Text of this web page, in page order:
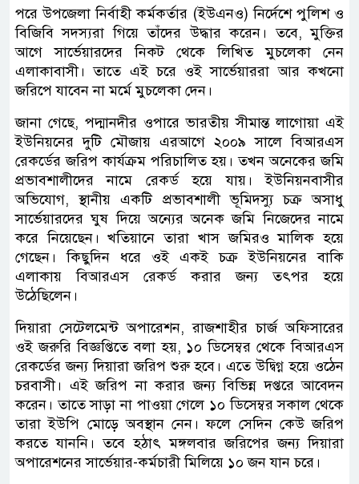
পরে উপজেলা নির্বাহী কর্মকর্তার (ইউএনও) নির্দেশে পুলিশ ও
বিজিবি সদস্যরা গিয়ে তাঁদের উদ্ধার করেন। তবে, মুক্তির
আগে সার্ভেয়ারদের নিকট থেকে লিখিত মুচলেকা নেন
এলাকাবাসী। তাতে এই চরে ওই সার্ভেয়াররা আর কখনো
জরিপে যাবেন না মর্মে মুচলেকা দেন।
জানা গেছে, পদ্মানদীর ওপারে ভারতীয় সীমান্ত লাগোয়া এই
ইউনিয়নের দুটি মৌজায় এরআগে ২০০৯ সালে বিআরএস
রেকর্ডের জরিপ কার্যক্রম পরিচালিত হয়। তখন অনেকের জমি
প্রভাবশালীদের নামে রেকর্ড হয়ে যায়। ইউনিয়নবাসীর
অভিযোগ, স্থানীয় একটি প্রভাবশালী ভূমিদস্যু চক্র অসাধু
সার্ভেয়ারদের ঘুষ দিয়ে অন্যের অনেক জমি নিজেদের নামে
করে নিয়েছেন। খতিয়ানে তারা খাস জমিরও মালিক হয়ে
গেছেন। কিছুদিন ধরে ওই একই চক্র ইউনিয়নের বাকি
এলাকায় বিআরএস রেকর্ড করার জন্য তৎপর হয়ে
উঠেছিলেন।
দিয়ারা সেটেলমেন্ট অপারেশন, রাজশাহীর চার্জ অফিসারের
ওই জরুরি বিজ্ঞপ্তিতে বলা হয়, ১০ ডিসেম্বর থেকে বিআরএস
রেকর্ডের জন্য দিয়ারা জরিপ শুরু হবে। এতে উদ্বিগ্ন হয়ে ওঠেন
চরবাসী। এই জরিপ না করার জন্য বিভিন্ন দপ্তরে আবেদন
করেন। তাতে সাড়া না পাওয়া গেলে ১০ ডিসেম্বর সকাল থেকে
তারা ইউপি মোড়ে অবস্থান নেন। ফলে সেদিন কেউ জরিপ
করতে যাননি। তবে হঠাৎ মঙ্গলবার জরিপের জন্য দিয়ারা
অপারেশনের সার্ভেয়ার-কর্মচারী মিলিয়ে ১০ জন যান চরে।